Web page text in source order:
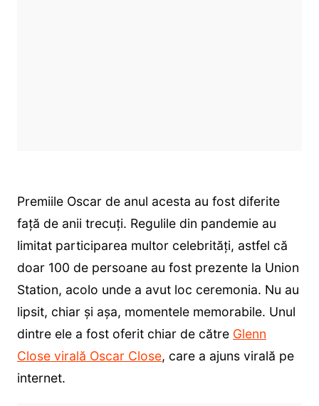
Premiile Oscar de anul acesta au fost diferite
față de anii trecuți. Regulile din pandemie au
limitat participarea multor celebrități, astfel că
doar 100 de persoane au fost prezente la Union
Station, acolo unde a avut loc ceremonia. Nu au
lipsit, chiar şi aşa, momentele memorabile. Unul
dintre ele a fost oferit chiar de către Glenn
Close virală Oscar Close, care a ajuns virală pe
internet.